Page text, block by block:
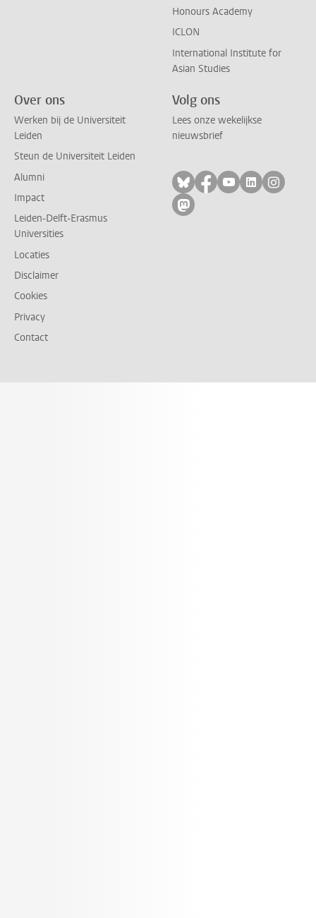
Honours Academy
ICLON
International Institute for
Asian Studies
Over ons
Werken bij de Universiteit
Leiden
Steun de Universiteit Leiden
Alumni
Impact
Leiden-Delft-Erasmus
Universities
Locaties
Disclaimer
Cookies
Privacy
Contact
Volg ons
Lees onze wekelijkse
nieuwsbrief
Volg ons op bluesky
Volg ons op
Volg ons op
Volg ons
Volg
Volg ons op mastodon